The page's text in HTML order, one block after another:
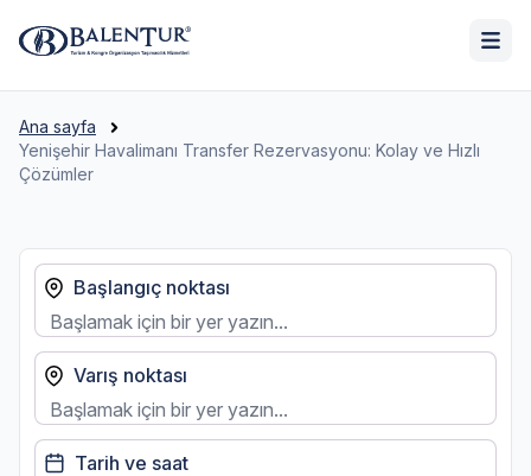
Ana sayfa
Yenişehir Havalimanı Transfer Rezervasyonu: Kolay ve Hızlı
Çözümler
Başlangıç noktası
Varış noktası
Tarih ve saat